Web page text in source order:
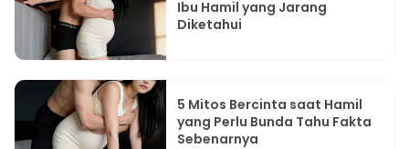
Ibu Hamil yang Jarang
Diketahui
5 Mitos Bercinta saat Hamil
yang Perlu Bunda Tahu Fakta
Sebenarnya